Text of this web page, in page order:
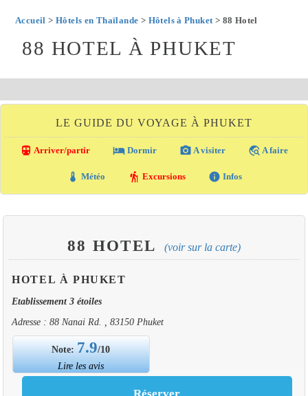
Accueil > Hôtels en Thaïlande > Hôtels à Phuket> 88 Hotel
88 HOTEL À PHUKET
LE GUIDE DU VOYAGE À PHUKET
directions_transit Arriver/partir local_hotel Dormir photo_camera A visiter travel_explore A faire
thermostat Météo hiking Excursions info Infos
88 HOTEL (voir sur la carte)
HOTEL À PHUKET
Etablissement 3 étoiles
Adresse : 88 Nanai Rd. , 83150 Phuket
Note: 7.9/10
Lire les avis